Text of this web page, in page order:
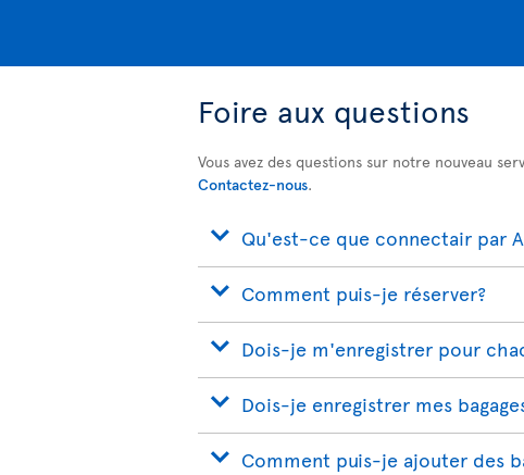
Foire aux questions
Vous avez des questions sur notre nouveau
Contactez-nous.
Qu'est-ce que connectair par
Comment puis-je réserver?
Dois-je m'enregistrer pour
Dois-je enregistrer mes
Comment puis-je ajouter des